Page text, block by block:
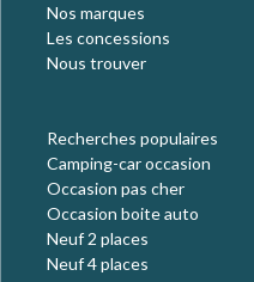
Nos marques
Les concessions
Nous trouver
Recherches populaires
Camping-car occasion
Occasion pas cher
Occasion boite auto
Neuf 2 places
Neuf 4 places